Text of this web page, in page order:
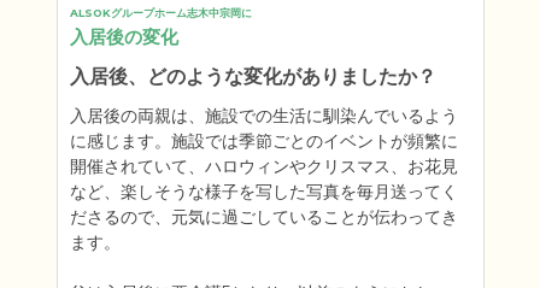
ALSOKグループホーム志木中宗岡に
入居後の変化
入居後、どのような変化がありましたか？
入居後の両親は、施設での生活に馴染んでいるよう
に感じます。施設では季節ごとのイベントが頻繁に
開催されていて、ハロウィンやクリスマス、お花見
など、楽しそうな様子を写した写真を毎月送ってく
ださるので、元気に過ごしていることが伝わってき
ます。